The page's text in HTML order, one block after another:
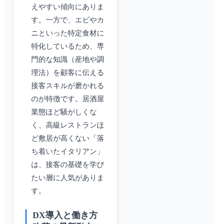
えやすい傾向にありま
す。一方で、エビやカ
ニといった特定食材に
特化しているため、専
門的な知識（産地や調
理法）を顧客に伝える
接客スキルが磨かれる
のが特徴です。居酒屋
業態ほど騒がしくな
く、高級レストランほ
ど敷居が高くない「落
ち着いたイタリアン」
は、接客の基礎を学び
たい層に人気がありま
す。
DX導入と働き方